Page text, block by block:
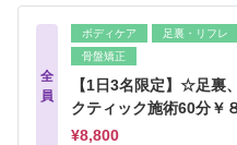
全
員
ボディケア 足裏・リフレ
骨盤矯正
【1日3名限定】☆足裏
クティック施術60分￥
¥8,800